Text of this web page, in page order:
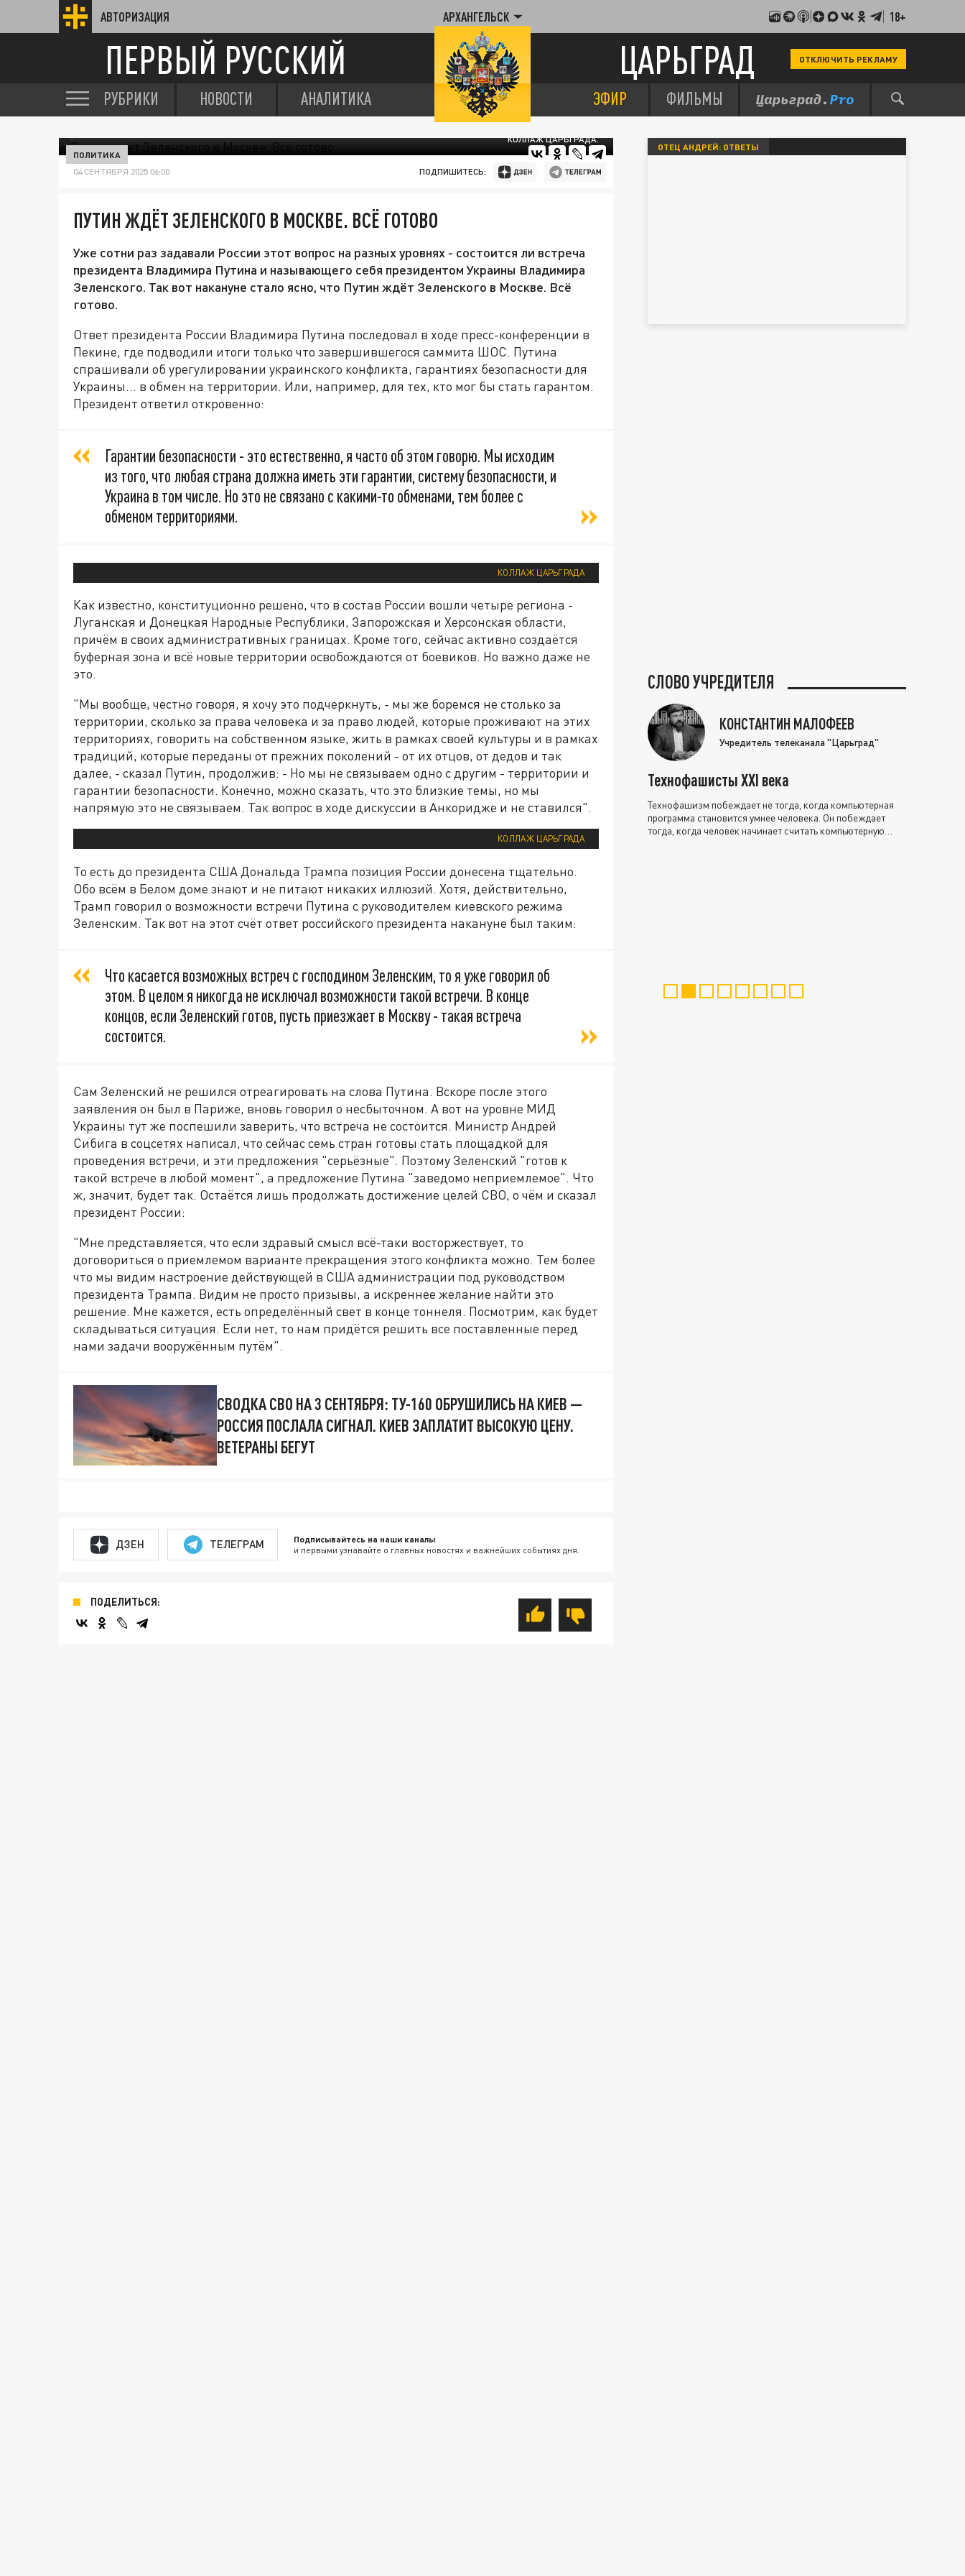
АВТОРИЗАЦИЯ АРХАНГЕЛЬСК 18+
ПЕРВЫЙ РУССКИЙ ЦАРЬГРАД ОТКЛЮЧИТЬ РЕКЛАМУ
РУБРИКИ НОВОСТИ АНАЛИТИКА ЭФИР ФИЛЬМЫ
КОЛЛАЖ ЦАРЬГРАДА.
ПОЛИТИКА
04 СЕНТЯБРЯ 2025 06:00 ПОДПИШИТЕСЬ:
ПУТИН ЖДЁТ ЗЕЛЕНСКОГО В МОСКВЕ. ВСЁ ГОТОВО
Уже сотни раз задавали России этот вопрос на разных уровнях - состоится ли встреча
президента Владимира Путина и называющего себя президентом Украины Владимира
Зеленского. Так вот накануне стало ясно, что Путин ждёт Зеленского в Москве. Всё
готово.
Ответ президента России Владимира Путина последовал в ходе пресс-конференции в
Пекине, где подводили итоги только что завершившегося саммита ШОС. Путина
спрашивали об урегулировании украинского конфликта, гарантиях безопасности для
Украины… в обмен на территории. Или, например, для тех, кто мог бы стать гарантом.
Президент ответил откровенно:
Гарантии безопасности - это естественно, я часто об этом говорю. Мы исходим
из того, что любая страна должна иметь эти гарантии, систему безопасности, и
Украина в том числе. Но это не связано с какими-то обменами, тем более с
обменом территориями.
КОЛЛАЖ ЦАРЬГРАДА
Как известно, конституционно решено, что в состав России вошли четыре региона -
Луганская и Донецкая Народные Республики, Запорожская и Херсонская области,
причём в своих административных границах. Кроме того, сейчас активно создаётся
буферная зона и всё новые территории освобождаются от боевиков. Но важно даже не
это.
"Мы вообще, честно говоря, я хочу это подчеркнуть, - мы же боремся не столько за
территории, сколько за права человека и за право людей, которые проживают на этих
территориях, говорить на собственном языке, жить в рамках своей культуры и в рамках
традиций, которые переданы от прежних поколений - от их отцов, от дедов и так
далее, - сказал Путин, продолжив: - Но мы не связываем одно с другим - территории и
гарантии безопасности. Конечно, можно сказать, что это близкие темы, но мы
напрямую это не связываем. Так вопрос в ходе дискуссии в Анкоридже и не ставился".
КОЛЛАЖ ЦАРЬГРАДА
То есть до президента США Дональда Трампа позиция России донесена тщательно.
Обо всём в Белом доме знают и не питают никаких иллюзий. Хотя, действительно,
Трамп говорил о возможности встречи Путина с руководителем киевского режима
Зеленским. Так вот на этот счёт ответ российского президента накануне был таким:
Что касается возможных встреч с господином Зеленским, то я уже говорил об
этом. В целом я никогда не исключал возможности такой встречи. В конце
концов, если Зеленский готов, пусть приезжает в Москву - такая встреча
состоится.
Сам Зеленский не решился отреагировать на слова Путина. Вскоре после этого
заявления он был в Париже, вновь говорил о несбыточном. А вот на уровне МИД
Украины тут же поспешили заверить, что встреча не состоится. Министр Андрей
Сибига в соцсетях написал, что сейчас семь стран готовы стать площадкой для
проведения встречи, и эти предложения "серьёзные". Поэтому Зеленский "готов к
такой встрече в любой момент", а предложение Путина "заведомо неприемлемое". Что
ж, значит, будет так. Остаётся лишь продолжать достижение целей СВО, о чём и сказал
президент России:
"Мне представляется, что если здравый смысл всё-таки восторжествует, то
договориться о приемлемом варианте прекращения этого конфликта можно. Тем более
что мы видим настроение действующей в США администрации под руководством
президента Трампа. Видим не просто призывы, а искреннее желание найти это
решение. Мне кажется, есть определённый свет в конце тоннеля. Посмотрим, как будет
складываться ситуация. Если нет, то нам придётся решить все поставленные перед
нами задачи вооружённым путём".
СВОДКА СВО НА 3 СЕНТЯБРЯ: ТУ-160 ОБРУШИЛИСЬ НА КИЕВ —
РОССИЯ ПОСЛАЛА СИГНАЛ. КИЕВ ЗАПЛАТИТ ВЫСОКУЮ ЦЕНУ.
ВЕТЕРАНЫ БЕГУТ
ДЗЕН ТЕЛЕГРАМ Подписывайтесь на наши каналы
и первыми узнавайте о главных новостях и важнейших событиях дня.
ПОДЕЛИТЬСЯ:
ОТЕЦ АНДРЕЙ: ОТВЕТЫ
СЛОВО УЧРЕДИТЕЛЯ
КОНСТАНТИН МАЛОФЕЕВ
Учредитель телеканала "Царьград"
Технофашисты XXI века
Технофашизм побеждает не тогда, когда компьютерная
программа становится умнее человека. Он побеждает
тогда, когда человек начинает считать компьютерную